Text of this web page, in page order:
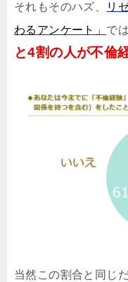
それもそのハズ、
リ
わるアンケート」 で
と4割の人が不倫
当然この割合と同じ